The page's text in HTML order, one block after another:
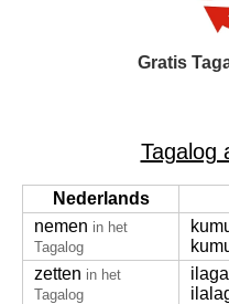
Gratis
Tagalog
Nederlands
nemen in het
Tagalog
zetten in het
Tagalog